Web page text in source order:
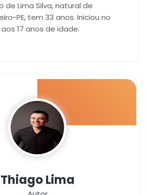
de Lima Silva, natural de
PE, tem 33 anos. Iniciou no
17 anos de idade.
Thiago Lima